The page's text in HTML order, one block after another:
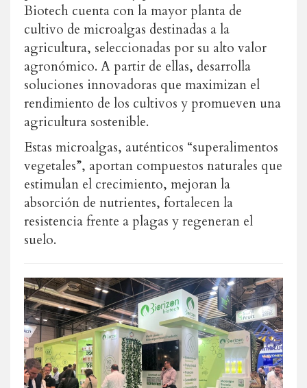
Biotech cuenta con la mayor planta de
cultivo de microalgas destinadas a la
agricultura, seleccionadas por su alto valor
agronómico. A partir de ellas, desarrolla
soluciones innovadoras que maximizan el
rendimiento de los cultivos y promueven una
agricultura sostenible.
Estas microalgas, auténticos “superalimentos
vegetales”, aportan compuestos naturales que
estimulan el crecimiento, mejoran la
absorción de nutrientes, fortalecen la
resistencia frente a plagas y regeneran el
suelo.